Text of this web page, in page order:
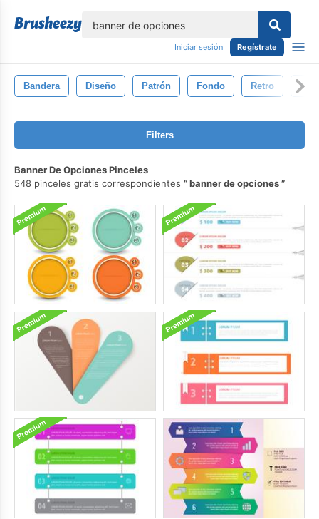
Iniciar sesión Regístrate
Bandera Diseño Patrón Fondo Retro
Filters
Banner De Opciones Pinceles
548 pinceles gratis correspondientes
banner de opciones